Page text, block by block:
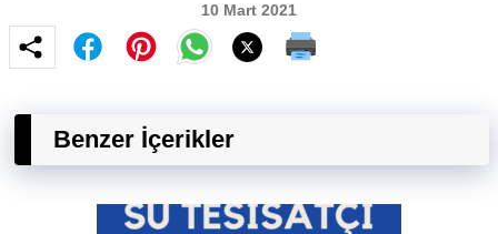
10 Mart 2021
Benzer İçerikler